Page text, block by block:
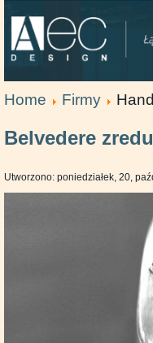
Home Firmy
Belvedere
Utworzono: poniedziałek, 20,